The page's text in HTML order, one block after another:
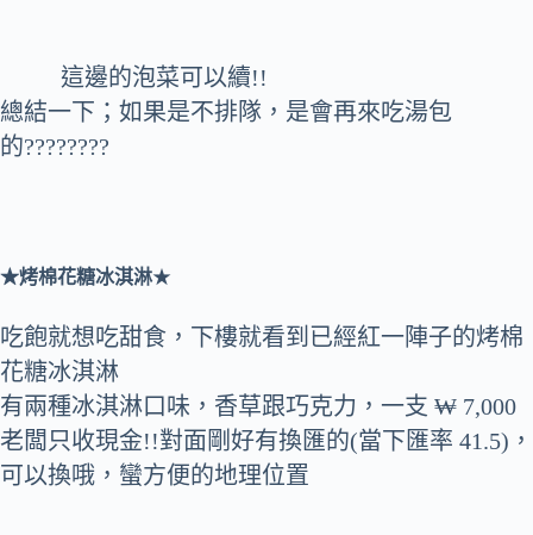
這邊的泡菜可以續!!
總結一下；如果是不排隊，是會再來吃湯包
的????????
★烤棉花糖冰淇淋★
吃飽就想吃甜食，下樓就看到已經紅一陣子的烤棉
花糖冰淇淋
有兩種冰淇淋口味，香草跟巧克力，一支 ₩ 7,000
老闆只收現金!!對面剛好有換匯的(當下匯率 41.5)，
可以換哦，蠻方便的地理位置